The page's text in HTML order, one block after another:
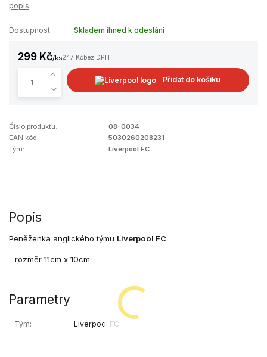
popis
Dostupnost Skladem ihned k odeslání
299 Kč/ks247 Kčbez DPH
Přidat do košíku
Číslo produktu:
08-0034
EAN kód:
5030260208231
Tým:
Liverpool FC
Popis
Peněženka anglického týmu Liverpool FC
- rozměr 11cm x 10cm
Parametry
Tým Liverpool FC